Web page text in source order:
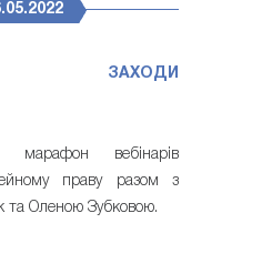
ЗАХОДИ
вебінарів
праву разом з
та Оленою Зубковою.